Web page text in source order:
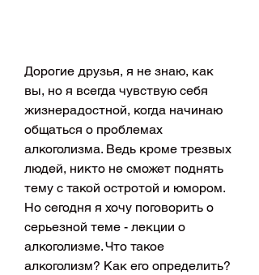
Дорогие друзья, я не знаю, как
вы, но я всегда чувствую себя
жизнерадостной, когда начинаю
общаться о проблемах
алкоголизма. Ведь кроме трезвых
людей, никто не сможет поднять
тему с такой остротой и юмором.
Но сегодня я хочу поговорить о
серьезной теме - лекции о
алкоголизме. Что такое
алкоголизм? Как его определить?